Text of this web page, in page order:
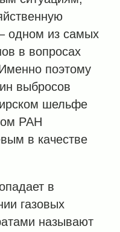
одном из самых
в вопросах
поэтому
выбросов
шельфе
РАН
в качестве
в
газовых
называют